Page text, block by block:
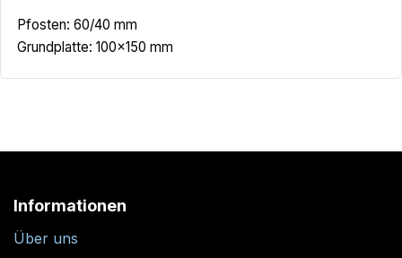
Pfosten: 60/40 mm
Grundplatte: 100×150 mm
Informationen
Über uns